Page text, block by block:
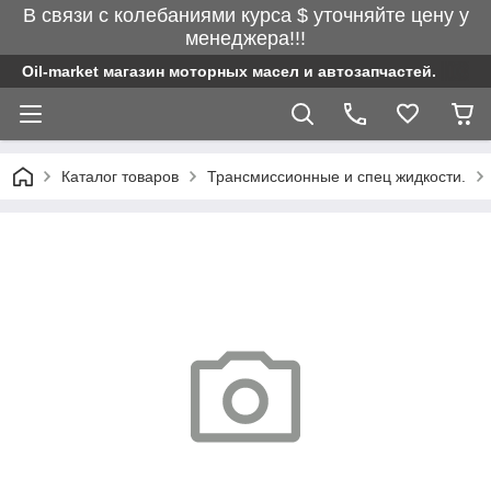
В связи с колебаниями курса $ уточняйте цену у
менеджера!!!
Oil-market магазин моторных масел и автозапчастей.
Каталог товаров Трансмиссионные и спец жидкости.